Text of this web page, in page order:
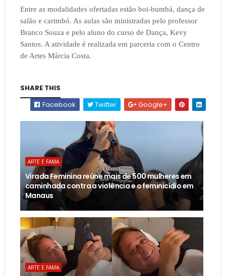
Entre as modalidades ofertadas estão boi-bumbá, dança de
salão e carimbó. As aulas são ministradas pelo professor
Branco Souza e pelo aluno do curso de Dança, Kevy
Santos. A atividade é realizada em parceria com o Centro
de Artes Márcia Costa.
SHARE THIS
Facebook
Twitter Google+
ARTE E FAMA
Virada Feminina reúne mais de 500 mulheres em
caminhada contra a violência e o feminicídio em
Manaus
ARTE E FAMA